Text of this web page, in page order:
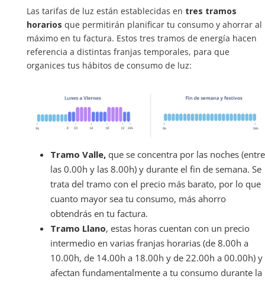
Las tarifas de luz están establecidas en tres tramos
horarios que permitirán planificar tu consumo y ahorrar al
máximo en tu factura. Estos tres tramos de energía hacen
referencia a distintas franjas temporales, para que
organices tus hábitos de consumo de luz:
Tramo Valle, que se concentra por las noches (entre
las 0.00h y las 8.00h) y durante el fin de semana. Se
trata del tramo con el precio más barato, por lo que
cuanto mayor sea tu consumo, más ahorro
obtendrás en tu factura.
Tramo Llano, estas horas cuentan con un precio
intermedio en varias franjas horarias (de 8.00h a
10.00h, de 14.00h a 18.00h y de 22.00h a 00.00h) y
afectan fundamentalmente a tu consumo durante la